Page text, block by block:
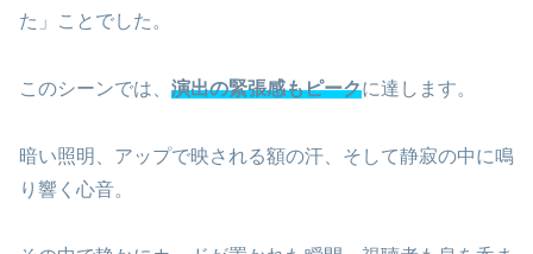
た」ことでした。
このシーンでは、 演出の緊張感もピークに達します。
暗い照明、アップで映される額の汗、そして静寂の中に鳴
り響く心音。